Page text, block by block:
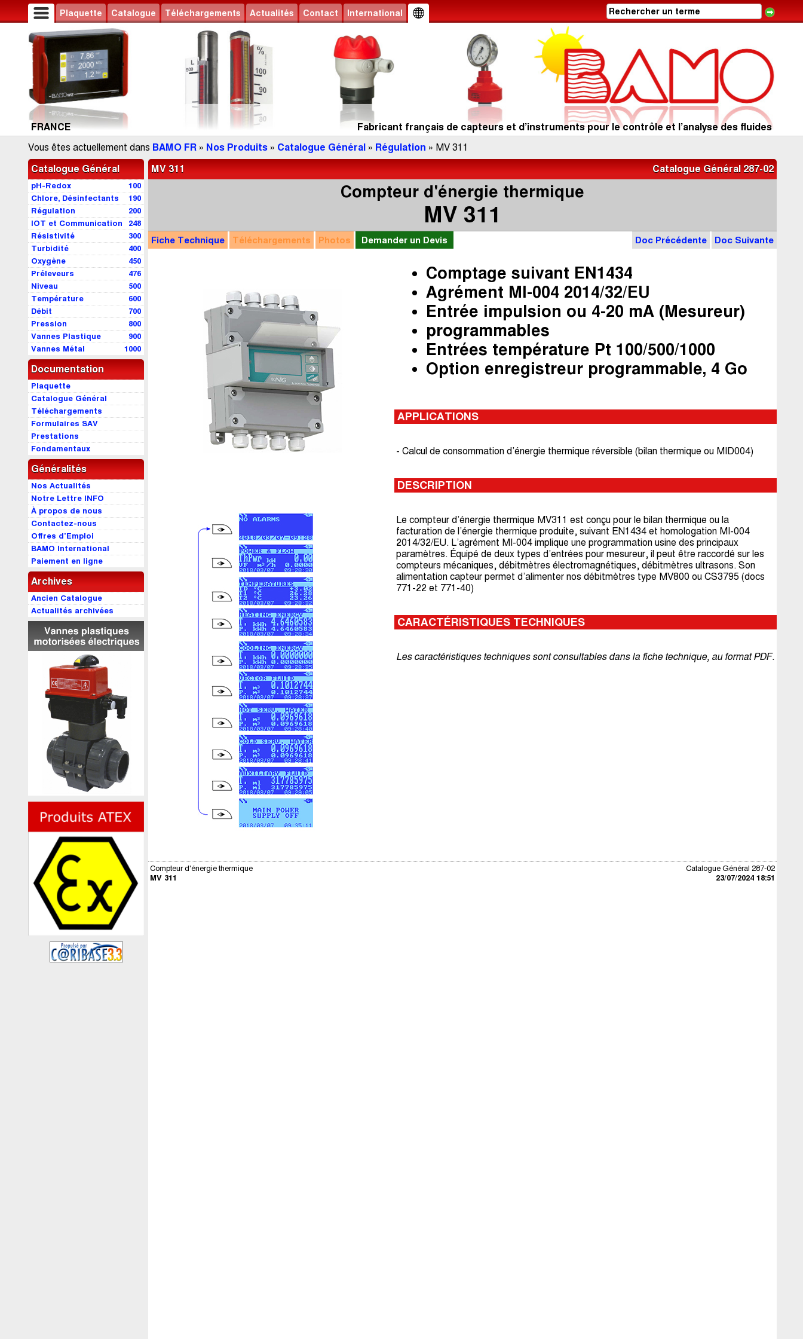
Plaquette Catalogue Téléchargements Actualités Contact International
FRANCE
Fabricant français de capteurs et d’instruments pour le contrôle et l’analyse des fluides
Vous êtes actuellement dans BAMO FR » Nos Produits » Catalogue Général » Régulation » MV 311
Catalogue Général
100
pH-Redox
190
Chlore, Désinfectants
200
Régulation
248
IOT et Communication
300
Résistivité
400
Turbidité
450
Oxygène
476
Préleveurs
500
Niveau
600
Température
700
Débit
800
Pression
900
Vannes Plastique
1000
Vannes Métal
Documentation
Plaquette
Catalogue Général
Téléchargements
Formulaires SAV
Prestations
Fondamentaux
Généralités
Nos Actualités
Notre Lettre INFO
À propos de nous
Contactez-nous
Offres d’Emploi
BAMO International
Paiement en ligne
Archives
Ancien Catalogue
Actualités archivées
Catalogue Général 287-02
MV 311
Compteur d'énergie thermique
MV 311
Doc Précédente Doc Suivante
Fiche Technique Téléchargements Photos Demander un Devis
Comptage suivant EN1434
Agrément MI-004 2014/32/EU
Entrée impulsion ou 4-20 mA (Mesureur)
programmables
Entrées température Pt 100/500/1000
Option enregistreur programmable, 4 Go
APPLICATIONS
- Calcul de consommation d’énergie thermique réversible (bilan thermique ou MID004)
DESCRIPTION
Le compteur d’énergie thermique MV311 est conçu pour le bilan thermique ou la
facturation de l’énergie thermique produite, suivant EN1434 et homologation MI-004
2014/32/EU. L’agrément MI-004 implique une programmation usine des principaux
paramètres. Équipé de deux types d’entrées pour mesureur, il peut être raccordé sur les
compteurs mécaniques, débitmètres électromagnétiques, débitmètres ultrasons. Son
alimentation capteur permet d’alimenter nos débitmètres type MV800 ou CS3795 (docs
771-22 et 771-40)
CARACTÉRISTIQUES TECHNIQUES
Les caractéristiques techniques sont consultables dans la fiche technique, au format PDF.
Catalogue Général 287-02
23/07/2024 18:51
Compteur d'énergie thermique
MV 311